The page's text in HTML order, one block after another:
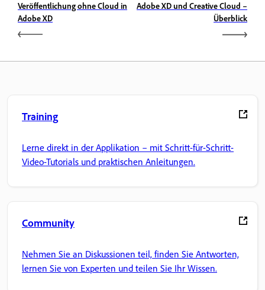
Veröffentlichung ohne Cloud in
Adobe XD
Adobe XD und Creative Cloud –
Überblick
Training
Lerne direkt in der Applikation – mit Schritt-für-Schritt-
Video-Tutorials und praktischen Anleitungen.
Community
Nehmen Sie an Diskussionen teil, finden Sie Antworten,
lernen Sie von Experten und teilen Sie Ihr Wissen.